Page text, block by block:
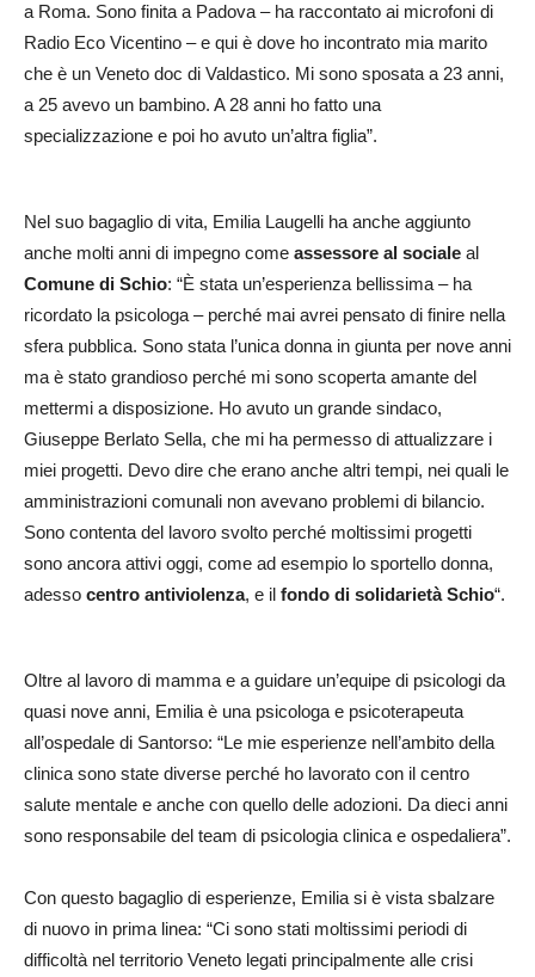
a Roma. Sono finita a Padova – ha raccontato ai microfoni di
Radio Eco Vicentino – e qui è dove ho incontrato mia marito
che è un Veneto doc di Valdastico. Mi sono sposata a 23 anni,
a 25 avevo un bambino. A 28 anni ho fatto una
specializzazione e poi ho avuto un’altra figlia”.
Nel suo bagaglio di vita, Emilia Laugelli ha anche aggiunto
anche molti anni di impegno come assessore al sociale al
Comune di Schio: “È stata un’esperienza bellissima – ha
ricordato la psicologa – perché mai avrei pensato di finire nella
sfera pubblica. Sono stata l’unica donna in giunta per nove anni
ma è stato grandioso perché mi sono scoperta amante del
mettermi a disposizione. Ho avuto un grande sindaco,
Giuseppe Berlato Sella, che mi ha permesso di attualizzare i
miei progetti. Devo dire che erano anche altri tempi, nei quali le
amministrazioni comunali non avevano problemi di bilancio.
Sono contenta del lavoro svolto perché moltissimi progetti
sono ancora attivi oggi, come ad esempio lo sportello donna,
adesso centro antiviolenza, e il fondo di solidarietà Schio“.
Oltre al lavoro di mamma e a guidare un’equipe di psicologi da
quasi nove anni, Emilia è una psicologa e psicoterapeuta
all’ospedale di Santorso: “Le mie esperienze nell’ambito della
clinica sono state diverse perché ho lavorato con il centro
salute mentale e anche con quello delle adozioni. Da dieci anni
sono responsabile del team di psicologia clinica e ospedaliera”.
Con questo bagaglio di esperienze, Emilia si è vista sbalzare
di nuovo in prima linea: “Ci sono stati moltissimi periodi di
difficoltà nel territorio Veneto legati principalmente alle crisi